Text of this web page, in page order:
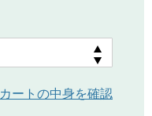
カートの中身を確認